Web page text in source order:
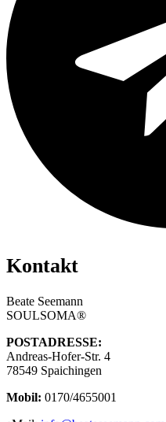
Kontakt
Beate Seemann
SOULSOMA®
POSTADRESSE:
Andreas-Hofer-Str. 4
78549 Spaichingen
Mobil: 0170/4655001